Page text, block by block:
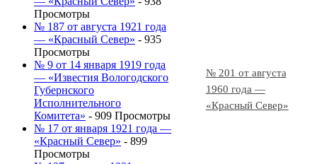
№ 201 от августа
1960 года —
«Красный Север»
Просмотры
№ 187 от августа 1921 года
— «Красный Север» - 935
Просмотры
№ 9 от 14 января 1919 года
— «Известия Вологодского
Губернского
Исполнительного
Комитета» - 909 Просмотры
№ 17 от января 1921 года —
«Красный Север» - 899
Просмотры